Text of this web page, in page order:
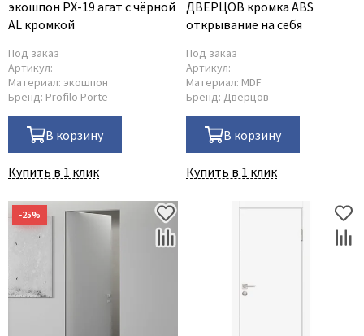
экошпон PX-19 агат с чёрной
AL кромкой
Под заказ
Артикул:
Материал: экошпон
Бренд: Profilo Porte
В корзину
Купить в 1 клик
ДВЕРЦОВ кромка ABS
открывание на себя
Под заказ
Артикул:
Материал: MDF
Бренд: Дверцов
В корзину
Купить в 1 клик